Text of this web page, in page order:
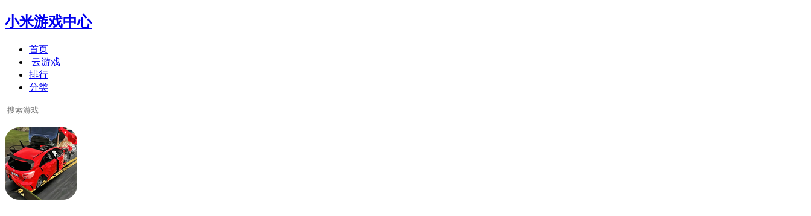
小米游戏中心
首页
云游戏
排行
分类